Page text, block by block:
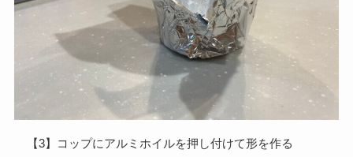
【3】コップにアルミホイルを押し付けて形を作る